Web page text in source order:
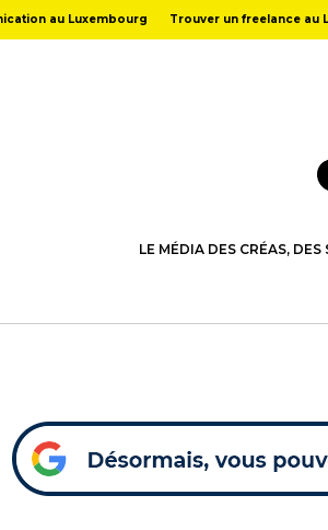
au Luxembourg Trouver un freelance au
LE MÉDIA DES CRÉAS,